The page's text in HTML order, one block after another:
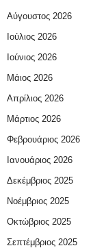
Αύγουστος 2026
Ιούλιος 2026
Ιούνιος 2026
Μάιος 2026
Απρίλιος 2026
Μάρτιος 2026
Φεβρουάριος 2026
Ιανουάριος 2026
Δεκέμβριος 2025
Νοέμβριος 2025
Οκτώβριος 2025
Σεπτέμβριος 2025